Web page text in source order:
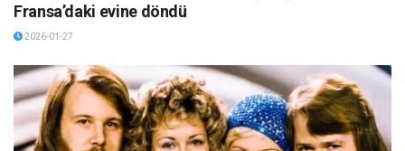
Fransa’daki evine döndü
2026-01-27